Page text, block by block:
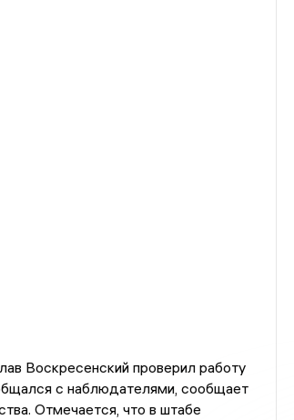
Воскресенский проверил работу
с наблюдателями, сообщает
Отмечается, что в штабе